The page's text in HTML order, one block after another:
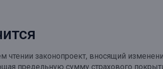
вкладов
недвижимости
чтении законопроект, вносящий
предельную сумму страхового